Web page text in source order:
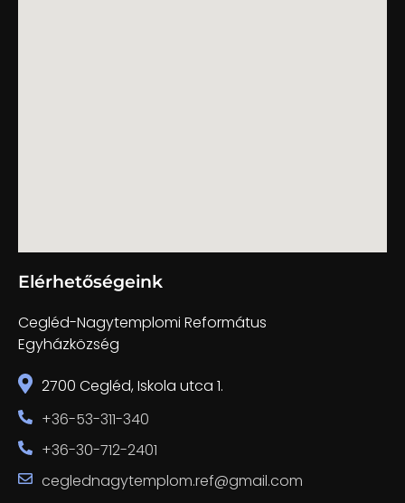
Elérhetőségeink
Cegléd-Nagytemplomi Református
Egyházközség
2700 Cegléd, Iskola utca 1.
+36-53-311-340
+36-30-712-2401
ceglednagytemplom.ref@gmail.com